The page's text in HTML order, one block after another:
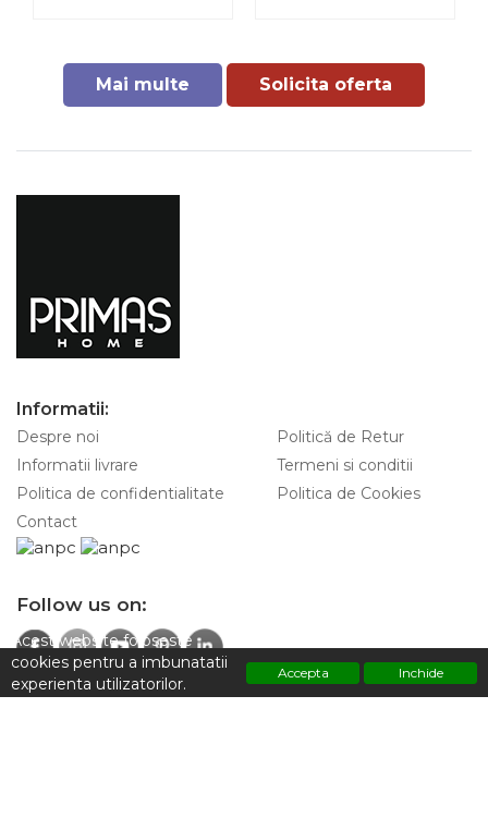
Mai multe Solicita oferta
Acest website foloseste
cookies pentru a imbunatatii
experienta utilizatorilor.
Accepta Inchide
Informatii:
Despre noi
Politică de Retur
Informatii livrare
Termeni si conditii
Politica de confidentialitate
Politica de Cookies
Contact
Follow us on:
Contacteaza-ne pentru informatii: